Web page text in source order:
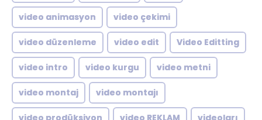
video animasyon video çekimi
video düzenleme video edit Video Editting
video intro video kurgu video metni
video montaj video montajı
video prodüksiyon video REKLAM videoları